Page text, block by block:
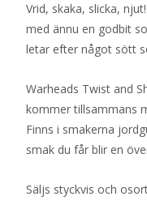
Vrid, skaka, slicka,
med ännu en godbit
letar efter något sött
Warheads Twist and
kommer tillsammans
Finns i smakerna
smak du får blir en
Säljs styckvis och